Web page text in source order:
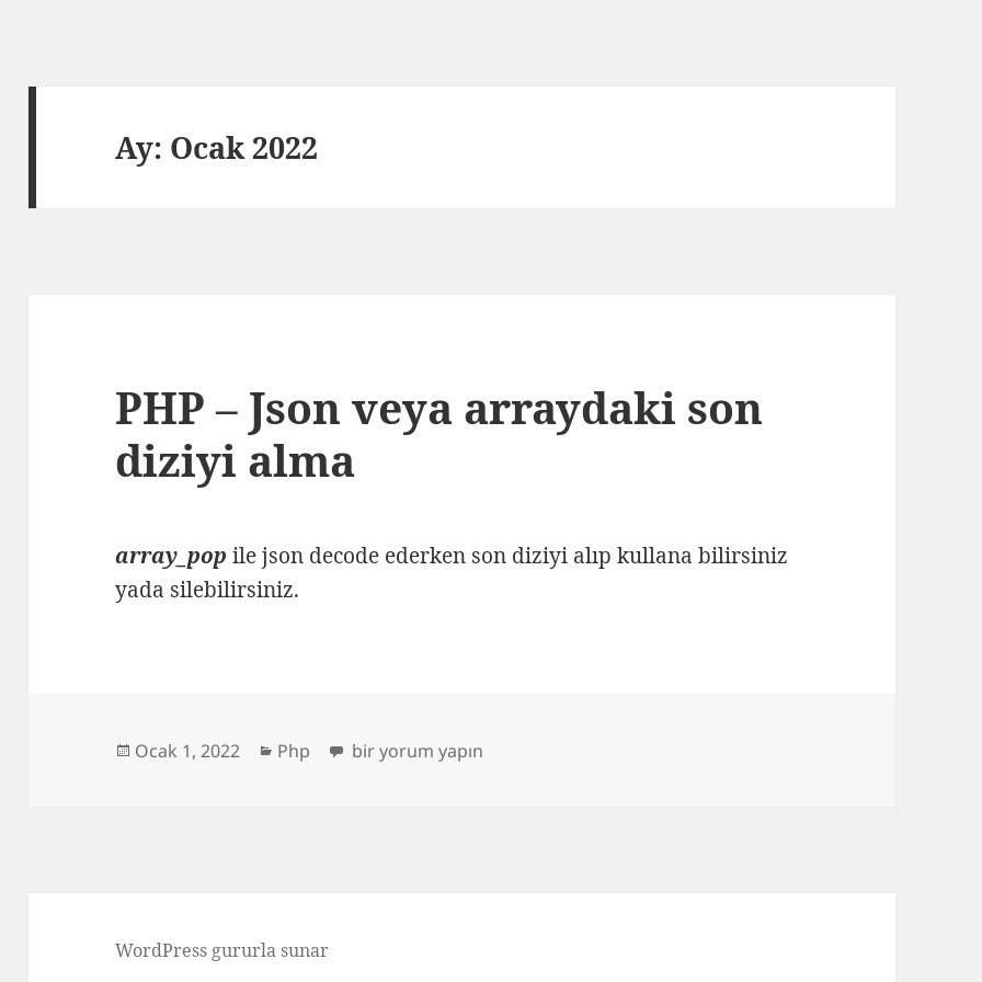
Ay: Ocak 2022
PHP – Json veya arraydaki son
diziyi alma
array_pop ile json decode ederken son diziyi alıp kullana bilirsiniz
yada silebilirsiniz.
Yayın
Ocak 1, 2022 Kategoriler
Php PHP – Json veya arraydaki son diziyi alma için
bir yorum yapın
WordPress gururla sunar